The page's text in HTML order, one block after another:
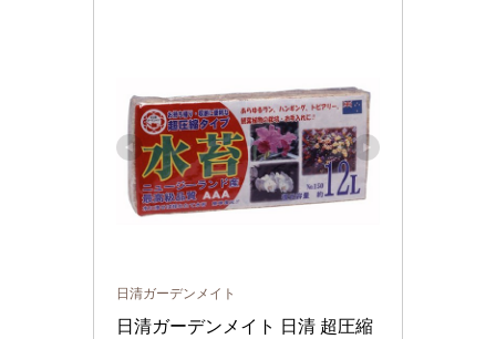
日清ガーデンメイト
日清ガーデンメイト 日清 超圧縮